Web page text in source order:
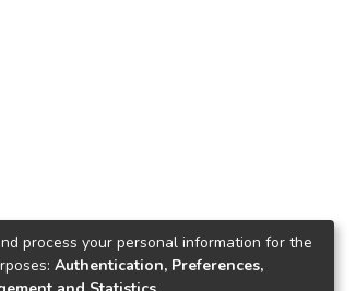
process your personal information for the
Authentication, Preferences,